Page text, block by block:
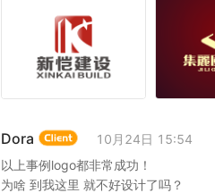
Dora
10月24日 15:54
以上事例logo都非常成功！
为啥 到我这里 就不好设计了吗？